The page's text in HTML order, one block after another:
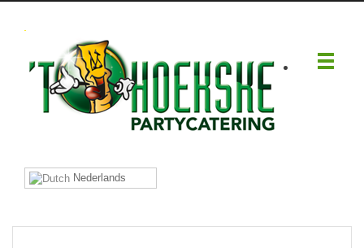
.
Nederlands